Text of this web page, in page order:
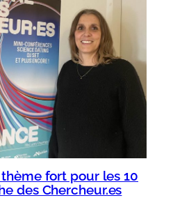
fort pour les 10
des Chercheur.es